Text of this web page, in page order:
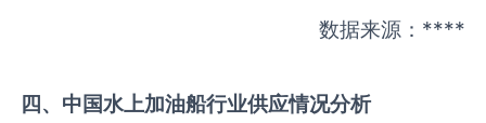
数据来源：****
四、中国水上加油船行业供应情况分析